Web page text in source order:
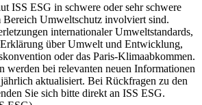
ISS ESG in schwere oder sehr schwere
Bereich Umweltschutz involviert sind.
internationaler Umweltstandards,
über Umwelt und Entwicklung,
oder das Paris-Klimaabkommen.
werden bei relevanten neuen Informationen
aktualisiert. Bei Rückfragen zu den
Sie sich bitte direkt an ISS ESG.